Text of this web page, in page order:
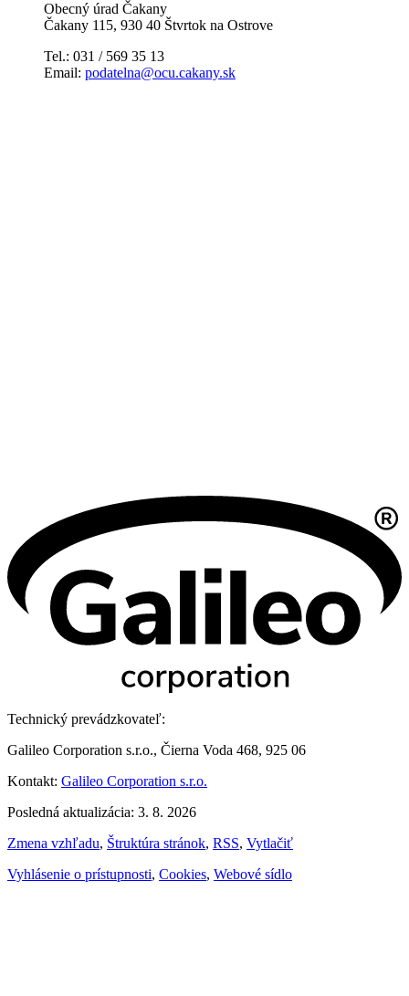
Obecný úrad Čakany
Čakany 115, 930 40 Štvrtok na Ostrove
Tel.: 031 / 569 35 13
Email: podatelna@ocu.cakany.sk
Technický prevádzkovateľ:
Galileo Corporation s.r.o., Čierna Voda 468, 925 06
Kontakt: Galileo Corporation s.r.o.
Posledná aktualizácia: 3. 8. 2026
Zmena vzhľadu, Štruktúra stránok, RSS, Vytlačiť
Vyhlásenie o prístupnosti, Cookies, Webové sídlo